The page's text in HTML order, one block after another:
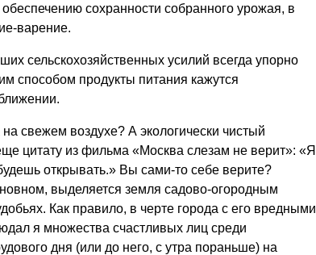
сохранности собранного урожая, в
варение.
сельскохозяйственных усилий всегда упорно
способом продукты питания кажутся
на свежем воздухе? А экологически чистый
цитату из фильма «Москва слезам не верит»: «Я
открывать.» Вы сами-то себе верите?
выделяется земля садово-огородным
Как правило, в черте города с его вредными
я множества счастливых лиц среди
дня (или до него, с утра пораньше) на